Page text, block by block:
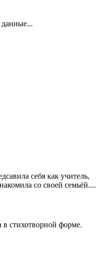
данные...
себя как учитель,
со своей семьёй....
в стихотворной форме.